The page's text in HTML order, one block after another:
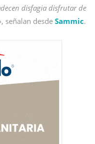
disfagia disfrutar de
, señalan desde Sammic.